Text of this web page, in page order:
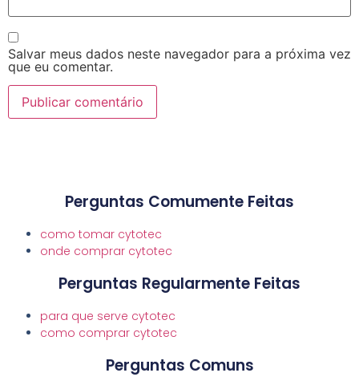
Salvar meus dados neste navegador para a próxima vez
que eu comentar.
Perguntas Comumente Feitas
como tomar cytotec
onde comprar cytotec
Perguntas Regularmente Feitas
para que serve cytotec
como comprar cytotec
Perguntas Comuns